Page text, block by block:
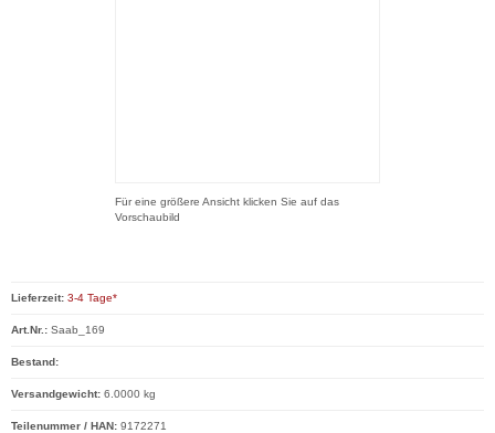
Für eine größere Ansicht klicken Sie auf das
Vorschaubild
Lieferzeit: 3-4 Tage*
Art.Nr.: Saab_169
Bestand:
Versandgewicht: 6.0000 kg
Teilenummer / HAN: 9172271